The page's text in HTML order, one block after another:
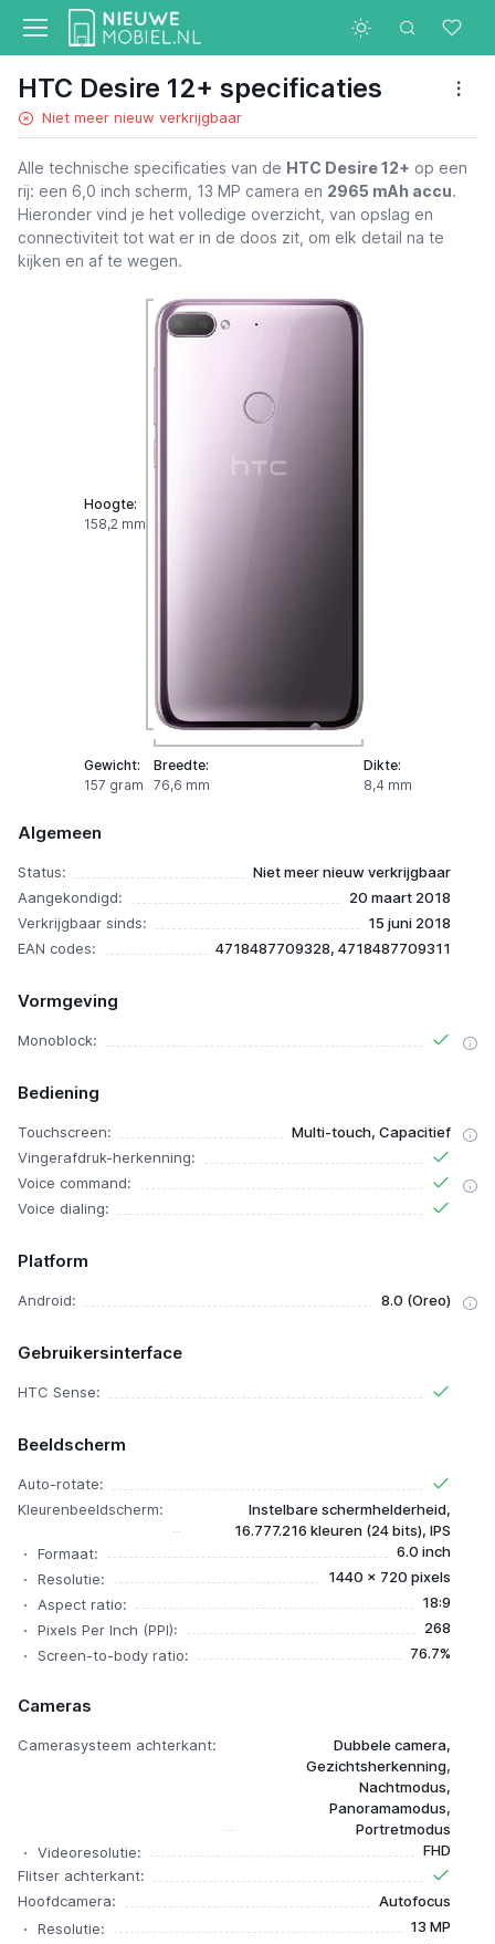
HTC Desire 12+ specificaties
Niet meer nieuw verkrijgbaar
Alle technische specificaties van de HTC Desire 12+ op een
rij: een 6,0 inch scherm, 13 MP camera en 2965 mAh accu.
Hieronder vind je het volledige overzicht, van opslag en
connectiviteit tot wat er in de doos zit, om elk detail na te
kijken en af te wegen.
Hoogte:
158,2 mm
Gewicht:
157 gram
Breedte:
76,6 mm
Dikte:
8,4 mm
Algemeen
Status:
Niet meer nieuw verkrijgbaar
Aangekondigd:
20 maart 2018
Verkrijgbaar sinds:
15 juni 2018
EAN codes:
4718487709328, 4718487709311
Vormgeving
Monoblock:
Bediening
Touchscreen:
Multi-touch, Capacitief
Vingerafdruk-herkenning:
Voice command:
Voice dialing:
Platform
Android: 8.0 (Oreo)
Gebruikersinterface
HTC Sense:
Beeldscherm
Auto-rotate:
Kleurenbeeldscherm:
Instelbare schermhelderheid,
16.777.216 kleuren (24 bits), IPS
Formaat:
6.0 inch
Resolutie:
1440 x 720 pixels
Aspect ratio:
18:9
Pixels Per Inch (PPI):
268
Screen-to-body ratio:
76.7%
Cameras
Camerasysteem achterkant:
Dubbele camera,
Gezichtsherkenning,
Nachtmodus,
Panoramamodus,
Portretmodus
Videoresolutie:
FHD
Flitser achterkant:
Hoofdcamera:
Autofocus
Resolutie:
13 MP